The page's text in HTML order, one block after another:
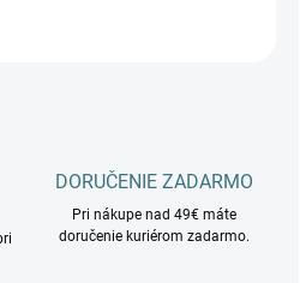
DORUČENIE ZADARMO
Pri nákupe nad 49€ máte
doručenie kuriérom zadarmo.